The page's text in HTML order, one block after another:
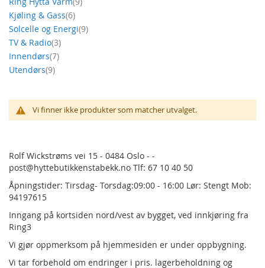
Vi finner ikke produkter som matcher utvalget.
Kjøling & Gass 6produkt
Solcelle og Energi 9produkt
TV & Radio 3produkt
Innendørs 7produkt
Utendørs 9produkt
Rolf Wickstrøms vei 15 - 0484 Oslo - -
post@hyttebutikkenstabekk.no Tlf: 67 10 40 50
Åpningstider: Tirsdag- Torsdag:09:00 - 16:00 Lør: Stengt Mob:
94197615
Inngang på kortsiden nord/vest av bygget, ved innkjøring fra
Ring3
Vi gjør oppmerksom på hjemmesiden er under oppbygning.
Vi tar forbehold om endringer i pris. lagerbeholdning og